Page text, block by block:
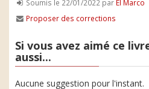
Soumis le 22/01/2022 par El Marco
Proposer des corrections
Si vous avez aimé ce
aussi...
Aucune suggestion pour l'instant.